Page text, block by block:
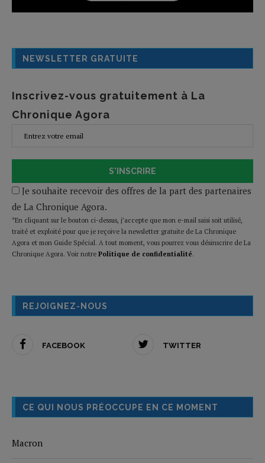
NEWSLETTER GRATUITE
Inscrivez-vous gratuitement à La
Chronique Agora
S'INSCRIRE
Je souhaite recevoir des offres de la part des partenaires
de La Chronique Agora.
*En cliquant sur le bouton ci-dessus, j’accepte que mon e-mail saisi soit utilisé,
traité et exploité pour que je reçoive la newsletter gratuite de La Chronique
Agora et mon Guide Spécial. A tout moment, vous pourrez vous désinscrire de La
Chronique Agora. Voir notre Politique de confidentialité.
REJOIGNEZ-NOUS
FACEBOOK TWITTER
CE QUI NOUS PRÉOCCUPE EN CE MOMENT
Macron